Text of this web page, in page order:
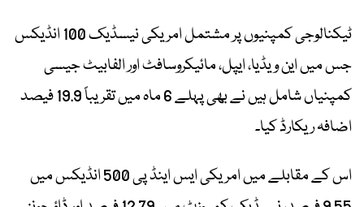
ٹیکنالوجی کمپنیوں پر مشتمل امریکی نیسڈیک 100 انڈیکس
جس میں این ویڈیا، ایپل، مائیکروسافٹ اور الفابیٹ جیسی
کمپنیاں شامل ہیں نے بھی پہلے 6 ماہ میں تقریباً 19.9 فیصد
اضافہ ریکارڈ کیا۔
اس کے مقابلے میں امریکی ایس اینڈ پی 500 انڈیکس میں